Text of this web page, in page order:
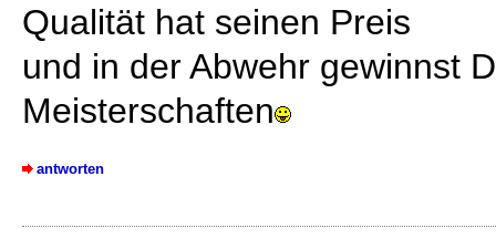
Qualität hat seinen Preis
und in der Abwehr gewinnst
Meisterschaften
antworten